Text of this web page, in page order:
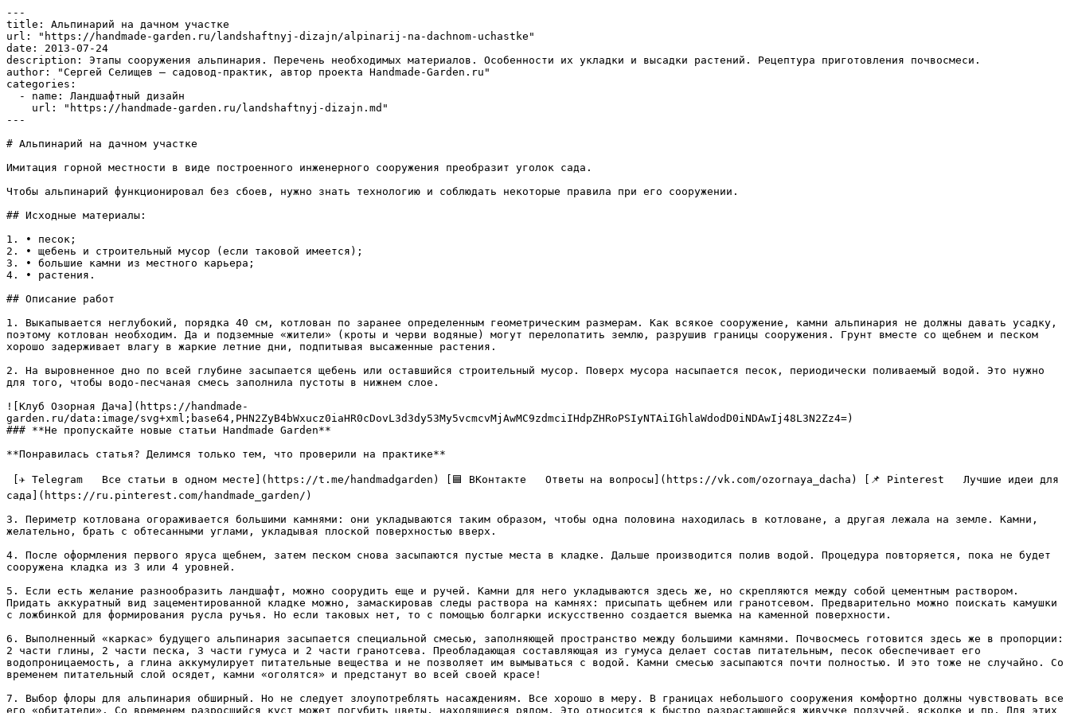
---
title: Альпинарий на дачном участке
url: "https://handmade-garden.ru/landshaftnyj-dizajn/alpinarij-na-dachnom-uchastke"
date: 2013-07-24
description: Этапы сооружения альпинария. Перечень необходимых материалов. Особенности их укладки и высадки растений. Рецептура приготовления почвосмеси.
author: "Сергей Селищев — садовод-практик, автор проекта Handmade-Garden.ru"
categories:
---
# Альпинарий на дачном участке
Имитация горной местности в виде построенного инженерного сооружения преобразит уголок сада.
Чтобы альпинарий функционировал без сбоев, нужно знать технологию и соблюдать некоторые правила при его сооружении.
## Исходные материалы:
1. • песок;
2. • щебень и строительный мусор (если таковой имеется);
3. • большие камни из местного карьера;
4. • растения.
## Описание работ
1. Выкапывается неглубокий, порядка 40 см, котлован по заранее определенным геометрическим размерам. Как всякое сооружение, камни альпинария не должны давать усадку,
поэтому котлован необходим. Да и подземные «жители» (кроты и черви водяные) могут перелопатить землю, разрушив границы сооружения. Грунт вместе со щебнем и песком
хорошо задерживает влагу в жаркие летние дни, подпитывая высаженные растения.
2. На выровненное дно по всей глубине засыпается щебень или оставшийся строительный мусор. Поверх мусора насыпается песок, периодически поливаемый водой. Это нужно
для того, чтобы водо-песчаная смесь заполнила пустоты в нижнем слое.
![Клуб Озорная Дача](https://handmade-
garden.ru/data:image/svg+xml;base64,PHN2ZyB4bWxucz0iaHR0cDovL3d3dy53My5vcmcvMjAwMC9zdmciIHdpZHRoPSIyNTAiIGhlaWdodD0iNDAwIj48L3N2Zz4=)
### **Не пропускайте новые статьи Handmade Garden**
**Понравилась статья? Делимся только тем, что проверили на практике**
сада](https://ru.pinterest.com/handmade_garden/)
3. Периметр котлована огораживается большими камнями: они укладываются таким образом, чтобы одна половина находилась в котловане, а другая лежала на земле. Камни,
желательно, брать с обтесанными углами, укладывая плоской поверхностью вверх.
4. После оформления первого яруса щебнем, затем песком снова засыпаются пустые места в кладке. Дальше производится полив водой. Процедура повторяется, пока не будет
сооружена кладка из 3 или 4 уровней.
5. Если есть желание разнообразить ландшафт, можно соорудить еще и ручей. Камни для него укладываются здесь же, но скрепляются между собой цементным раствором.
Придать аккуратный вид зацементированной кладке можно, замаскировав следы раствора на камнях: присыпать щебнем или гранотсевом. Предварительно можно поискать камушки
с ложбинкой для формирования русла ручья. Но если таковых нет, то с помощью болгарки искусственно создается выемка на каменной поверхности.
6. Выполненный «каркас» будущего альпинария засыпается специальной смесью, заполняющей пространство между большими камнями. Почвосмесь готовится здесь же в пропорции:
2 части глины, 2 части песка, 3 части гумуса и 2 части гранотсева. Преобладающая составляющая из гумуса делает состав питательным, песок обеспечивает его
водопроницаемость, а глина аккумулирует питательные вещества и не позволяет им вымываться с водой. Камни смесью засыпаются почти полностью. И это тоже не случайно. Со
временем питательный слой осядет, камни «оголятся» и предстанут во всей своей красе!
7. Выбор флоры для альпинария обширный. Но не следует злоупотреблять насаждениям. Все хорошо в меру. В границах небольшого сооружения комфортно должны чувствовать все
его «обитатели». Со временем разросшийся куст может погубить цветы, находящиеся рядом. Это относится к быстро разрастающейся живучке ползучей, ясколке и пр. Для этих